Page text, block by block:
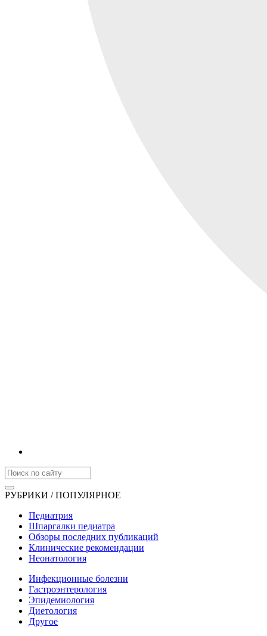
РУБРИКИ / ПОПУЛЯРНОЕ
Педиатрия
Шпаргалки педиатра
Обзоры последних публикаций
Клинические рекомендации
Неонатология
Инфекционные болезни
Гастроэнтерология
Эпидемиология
Диетология
Другое